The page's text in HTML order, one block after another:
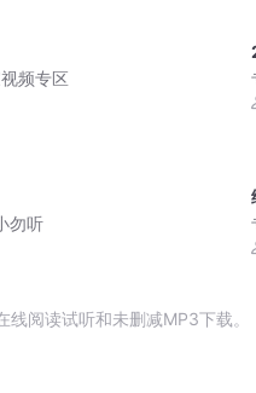
频专区
勿听
阅读试听和未删减MP3下载。